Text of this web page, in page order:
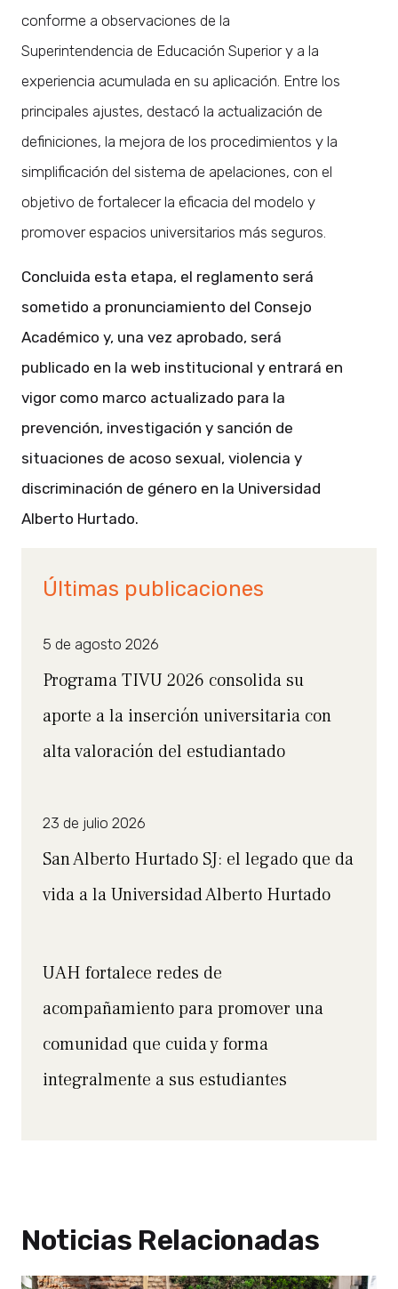
conforme a observaciones de la
Superintendencia de Educación Superior y a la
experiencia acumulada en su aplicación. Entre los
principales ajustes, destacó la actualización de
definiciones, la mejora de los procedimientos y la
simplificación del sistema de apelaciones, con el
objetivo de fortalecer la eficacia del modelo y
promover espacios universitarios más seguros.
Concluida esta etapa, el reglamento será
sometido a pronunciamiento del Consejo
Académico y, una vez aprobado, será
publicado en la web institucional y entrará en
vigor como marco actualizado para la
prevención, investigación y sanción de
situaciones de acoso sexual, violencia y
discriminación de género en la Universidad
Alberto Hurtado.
Últimas publicaciones
5 de agosto 2026
Programa TIVU 2026 consolida su
aporte a la inserción universitaria con
alta valoración del estudiantado
23 de julio 2026
San Alberto Hurtado SJ: el legado que da
vida a la Universidad Alberto Hurtado
UAH fortalece redes de
acompañamiento para promover una
comunidad que cuida y forma
integralmente a sus estudiantes
Noticias Relacionadas